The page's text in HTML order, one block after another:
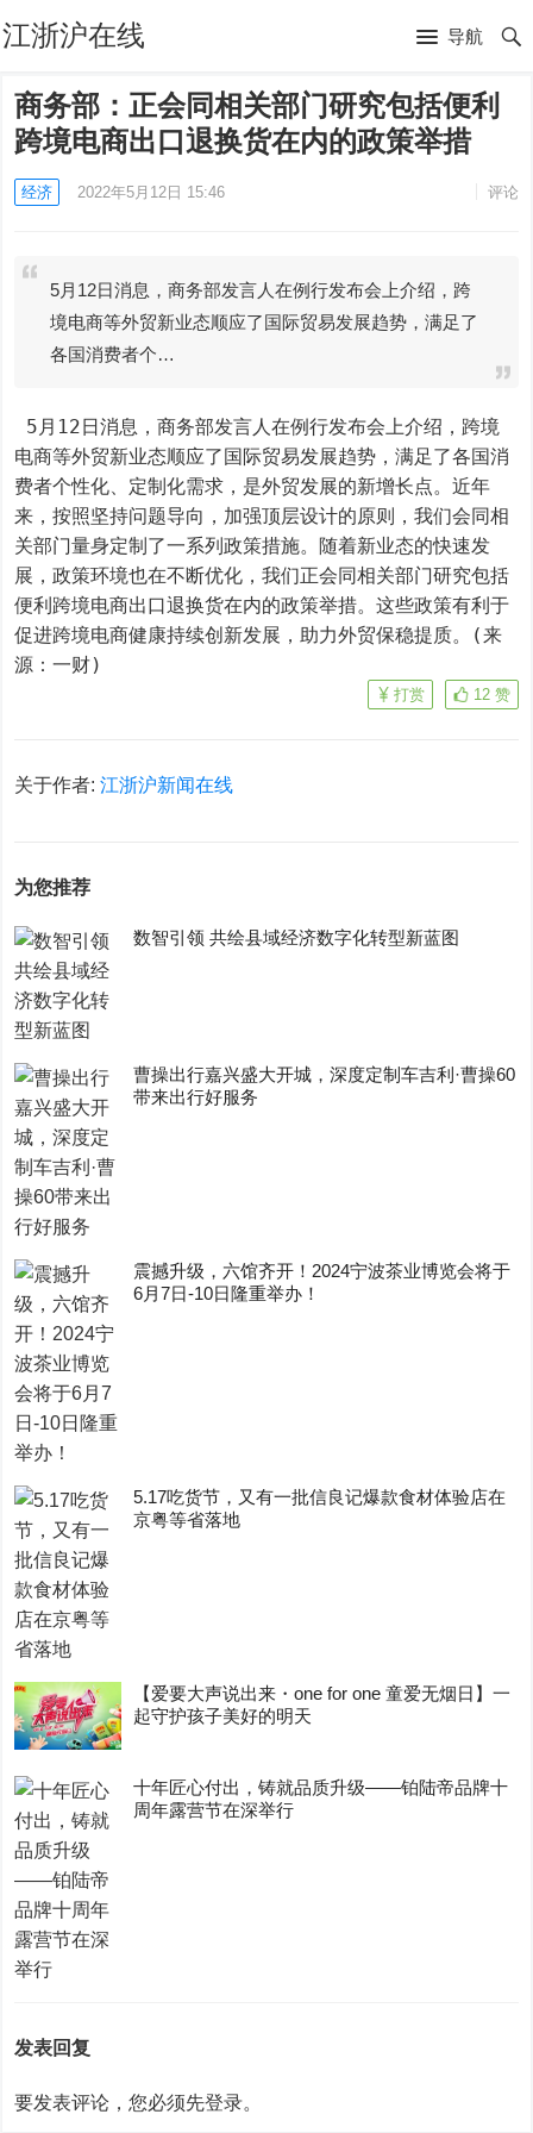
江浙沪在线 导航
商务部：正会同相关部门研究包括便利
跨境电商出口退换货在内的政策举措
经济 2022年5月12日 15:46 评论
5月12日消息，商务部发言人在例行发布会上介绍，跨
境电商等外贸新业态顺应了国际贸易发展趋势，满足了
各国消费者个…
电商等外贸新业态顺应了国际贸易发展趋势，满足了各国消
费者个性化、定制化需求，是外贸发展的新增长点。近年
来，按照坚持问题导向，加强顶层设计的原则，我们会同相
关部门量身定制了一系列政策措施。随着新业态的快速发
展，政策环境也在不断优化，我们正会同相关部门研究包括
便利跨境电商出口退换货在内的政策举措。这些政策有利于
促进跨境电商健康持续创新发展，助力外贸保稳提质。(来
源：一财)
12 赞
打赏
关于作者:江浙沪新闻在线
为您推荐
数智引领 共绘县域经济数字化转型新蓝图
曹操出行嘉兴盛大开城，深度定制车吉利·曹操60
带来出行好服务
震撼升级，六馆齐开！2024宁波茶业博览会将于
6月7日-10日隆重举办！
5.17吃货节，又有一批信良记爆款食材体验店在
京粤等省落地
【爱要大声说出来・one for one 童爱无烟日】一
起守护孩子美好的明天
十年匠心付出，铸就品质升级——铂陆帝品牌十
周年露营节在深举行
发表回复
要发表评论，您必须先登录。